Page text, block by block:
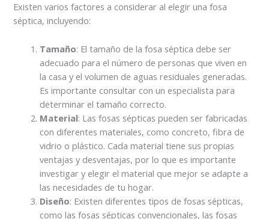
Existen varios factores a considerar al elegir una fosa
séptica, incluyendo:
Tamaño: El tamaño de la fosa séptica debe ser
adecuado para el número de personas que viven en
la casa y el volumen de aguas residuales generadas.
Es importante consultar con un especialista para
determinar el tamaño correcto.
Material: Las fosas sépticas pueden ser fabricadas
con diferentes materiales, como concreto, fibra de
vidrio o plástico. Cada material tiene sus propias
ventajas y desventajas, por lo que es importante
investigar y elegir el material que mejor se adapte a
las necesidades de tu hogar.
Diseño: Existen diferentes tipos de fosas sépticas,
como las fosas sépticas convencionales, las fosas